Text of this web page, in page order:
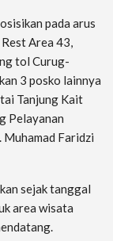
pada arus
Area 43,
tol Curug-
3 posko lainnya
Tanjung Kait
Pelayanan
Muhamad Faridzi
sejak tanggal
area wisata